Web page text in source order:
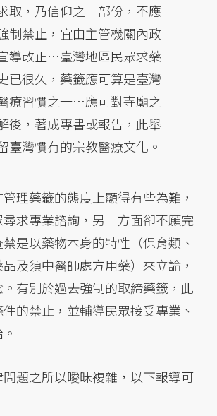
取，乃信仰之一部份，不應
制禁止，宜由主管機關內政
導改正…臺灣地區民眾求藥
已很久，藥籤應可算是臺灣
療習慣之一…應可對寺廟之
後，著成專書或報告，此舉
臺灣慣有的宗教醫療文化。
理藥籤的態度上顯得有些為難，
求專業諮詢，另一方面卻不願完
是以藥物本身的特性（保育類、
及須中醫師處方用藥）來立論，
有別於過去強制的取締藥籤，此
的禁止，並輔導民眾接受專業、
題之所以曖昧複雜，以下報導可